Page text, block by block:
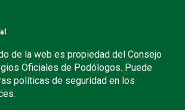
de la web es propiedad del Consejo
Oficiales de Podólogos. Puede
políticas de seguridad en los